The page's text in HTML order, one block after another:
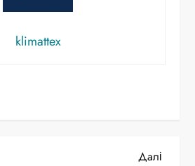
klimattex
Далі